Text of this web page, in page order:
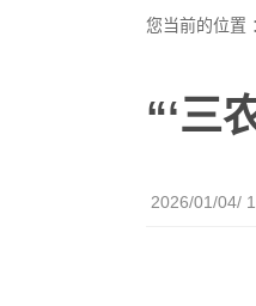
您当前的位置
“‘三
2026/01/04/